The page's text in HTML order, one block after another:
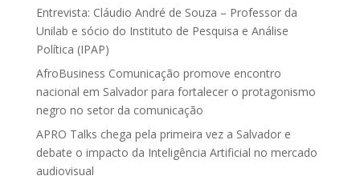
Entrevista: Cláudio André de Souza – Professor da
Unilab e sócio do Instituto de Pesquisa e Análise
Política (IPAP)
AfroBusiness Comunicação promove encontro
nacional em Salvador para fortalecer o protagonismo
negro no setor da comunicação
APRO Talks chega pela primeira vez a Salvador e
debate o impacto da Inteligência Artificial no mercado
audiovisual